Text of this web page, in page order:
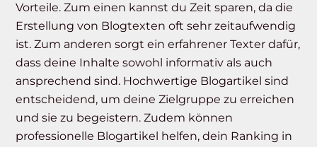
Vorteile. Zum einen kannst du Zeit sparen, da die
Erstellung von Blogtexten oft sehr zeitaufwendig
ist. Zum anderen sorgt ein erfahrener Texter dafür,
dass deine Inhalte sowohl informativ als auch
ansprechend sind. Hochwertige Blogartikel sind
entscheidend, um deine Zielgruppe zu erreichen
und sie zu begeistern. Zudem können
professionelle Blogartikel helfen, dein Ranking in